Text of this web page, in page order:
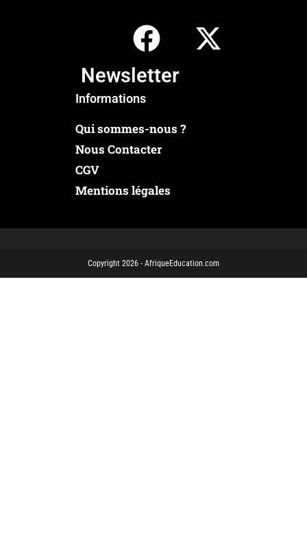
Newsletter
Informations
Qui sommes-nous ?
Nous Contacter
CGV
Mentions légales
Copyright 2026 - AfriqueEducation.com